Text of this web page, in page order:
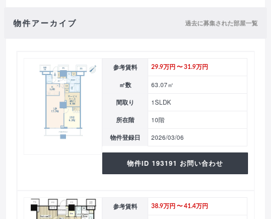
物件アーカイブ 過去に募集された部屋一覧
参考賃料 29.9万円 〜 31.9万円
㎡数 63.07㎡
間取り 1SLDK
所在階 10階
物件登録日 2026/03/06
物件ID 193191 お問い合わせ
参考賃料 38.9万円 〜 41.4万円